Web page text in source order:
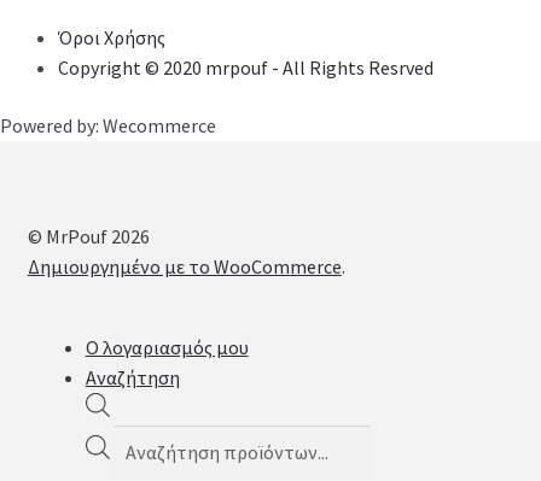
Όροι Χρήσης
Copyright © 2020 mrpouf - All Rights Resrved
Powered by: Wecommerce
© MrPouf 2026
Δημιουργημένο με το WooCommerce.
Ο λογαριασμός μου
Αναζήτηση
Products
search